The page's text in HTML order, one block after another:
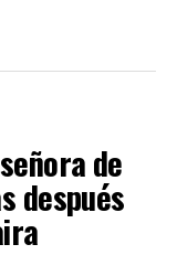
de
después